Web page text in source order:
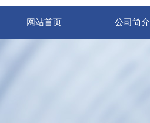
网站首页 公司简介